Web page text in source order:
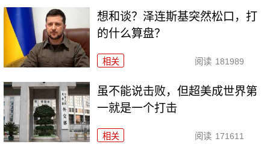
想和谈？泽连斯基突然松口，打
的什么算盘？
相关 阅读 181989
虽不能说击败，但超美成世界第
一就是一个打击
相关 阅读 171611